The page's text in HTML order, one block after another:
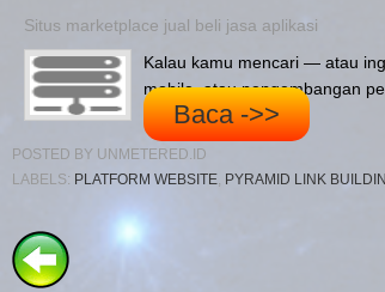
Situs marketplace jual beli jasa aplikasi
Kalau kamu mencari — atau
mobile, atau pengembangan
Baca ->>
POSTED BY UNMETERED.ID
LABELS: PLATFORM WEBSITE, PYRAMID LINK